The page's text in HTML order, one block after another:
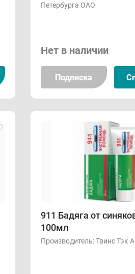
Петербурга ОАО
Нет в наличии
Подписка
911 Бадяга от
100мл
Производитель:Твинс Тэк